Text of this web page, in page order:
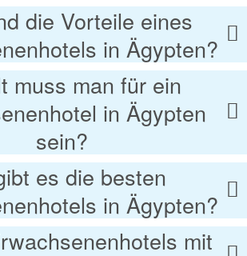
die Vorteile eines
in Ägypten?
muss man für ein
in Ägypten
sein?
es die besten
in Ägypten?
mit